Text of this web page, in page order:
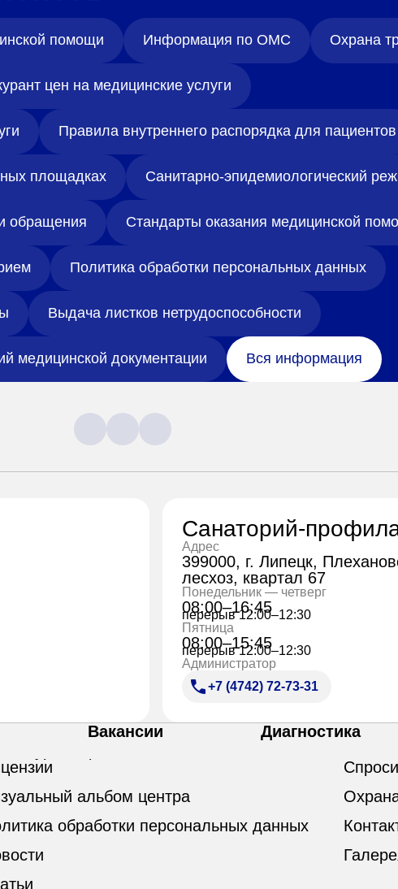
помощи Информация по ОМС Охрана
цен на медицинские услуги
Правила внутреннего распорядка для пациентов
площадках Санитарно-эпидемиологический
обращения Стандарты оказания медицинской
Политика обработки персональных данных
Выдача листков нетрудоспособности
медицинской документации Вся информация
Санаторий-
Адрес
399000, г. Липецк,
лесхоз, квартал 67
Понедельник — четверг
08:00–16:45
перерыв 12:00–12:30
Пятница
08:00–15:45
перерыв 12:00–12:30
Администратор
+7 (4742) 72-73-31
Вакансии Диагностика
альбом центра
обработки персональных данных